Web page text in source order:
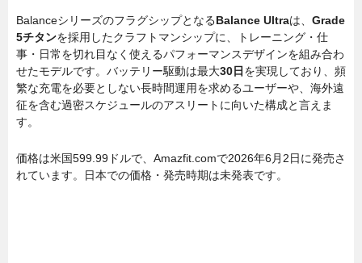
BalanceシリーズのフラグシップとなるBalance Ultraは、 Grade
5チタンを採用したクラフトマンシップに、トレーニング・仕
事・日常を切れ目なく使えるパフォーマンスデザインを組み合わ
せたモデルです。バッテリー駆動は最大30日を実現しており、頻
繁な充電を必要としない長時間運用を求めるユーザーや、海外遠
征を含む過密スケジュールのアスリートに向いた構成と言えま
す。
価格は米国599.99ドルで、Amazfit.comで2026年6月2日に発売さ
れています。日本での価格・発売時期は未発表です。